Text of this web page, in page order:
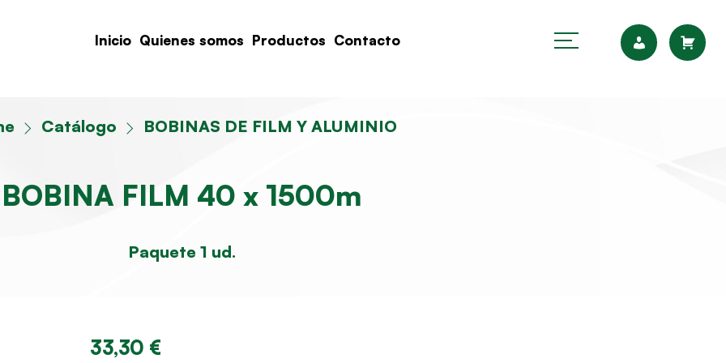
Inicio Quienes somos Productos Contacto
Catálogo BOBINAS DE FILM Y ALUMINIO
BOBINA FILM 40 x 1500m
Paquete 1 ud.
33,30 €